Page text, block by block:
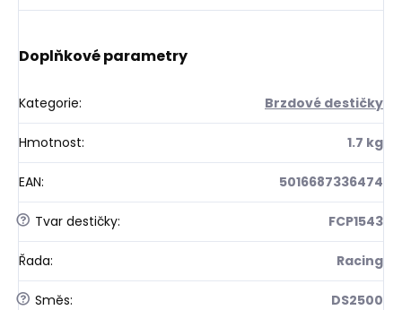
Doplňkové parametry
Kategorie: Brzdové destičky
Hmotnost: 1.7 kg
EAN: 5016687336474
? Tvar destičky: FCP1543
Řada: Racing
? Směs: DS2500